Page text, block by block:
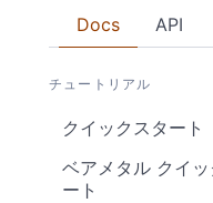
Docs API
チュートリアル
クイックスタート
ベアメタル クイッ
ート